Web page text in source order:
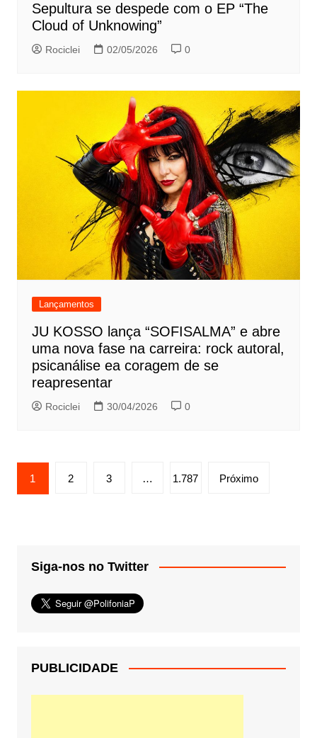
Sepultura se despede com o EP “The
Cloud of Unknowing”
Rociclei 02/05/2026 0
Lançamentos
JU KOSSO lança “SOFISALMA” e abre
uma nova fase na carreira: rock autoral,
psicanálise ea coragem de se
reapresentar
Rociclei 30/04/2026 0
Paginação
de
1 2 3 … 1.787 Próximo
Siga-nos no Twitter
PUBLICIDADE